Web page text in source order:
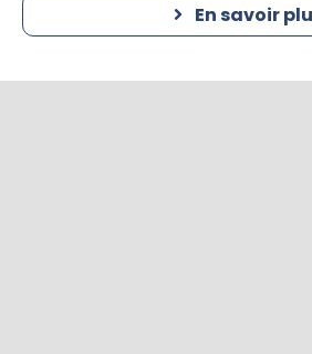
En savoir